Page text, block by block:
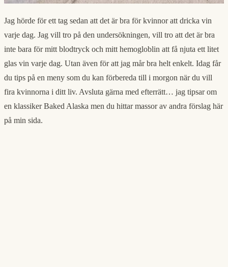
Jag hörde för ett tag sedan att det är bra för kvinnor att dricka vin
varje dag. Jag vill tro på den undersökningen, vill tro att det är bra
inte bara för mitt blodtryck och mitt hemogloblin att få njuta ett litet
glas vin varje dag. Utan även för att jag mår bra helt enkelt. Idag får
du tips på en meny som du kan förbereda till i morgon när du vill
fira kvinnorna i ditt liv. Avsluta gärna med efterrätt… jag tipsar om
en klassiker Baked Alaska men du hittar massor av andra förslag här
på min sida.